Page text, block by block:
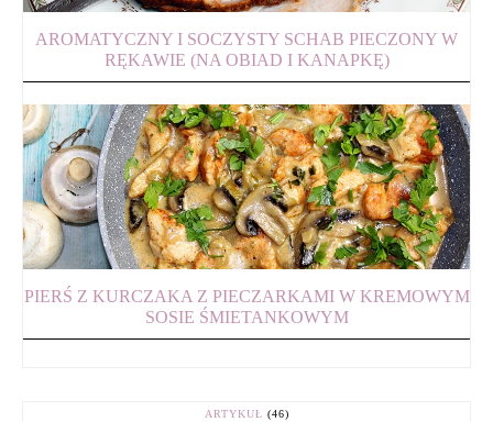
AROMATYCZNY I SOCZYSTY SCHAB PIECZONY W
RĘKAWIE (NA OBIAD I KANAPKĘ)
PIERŚ Z KURCZAKA Z PIECZARKAMI W KREMOWYM
SOSIE ŚMIETANKOWYM
ARTYKUŁ (46)